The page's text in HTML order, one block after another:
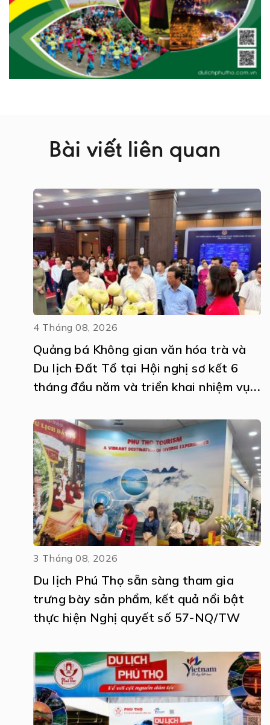
Bài viết liên quan
4 Tháng 08, 2026
Quảng bá Không gian văn hóa trà và
Du lịch Đất Tổ tại Hội nghị sơ kết 6
tháng đầu năm và triển khai nhiệm vụ
quyết số 57-NQ/TW
3 Tháng 08, 2026
Du lịch Phú Thọ sẵn sàng tham gia
trưng bày sản phẩm, kết quả nổi bật
thực hiện Nghị quyết số 57-NQ/TW